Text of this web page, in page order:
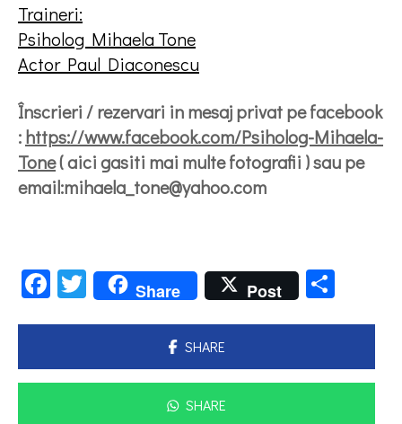
Traineri:
Psiholog Mihaela Tone
Actor Paul Diaconescu
Înscrieri / rezervari in mesaj privat pe facebook
:https://www.facebook.com/Psiholog-Mihaela-
Tone( aici gasiti mai multe fotografii ) sau pe
email:mihaela_tone@yahoo.com
Facebook
Twitter
Share Post
SHARE
SHARE